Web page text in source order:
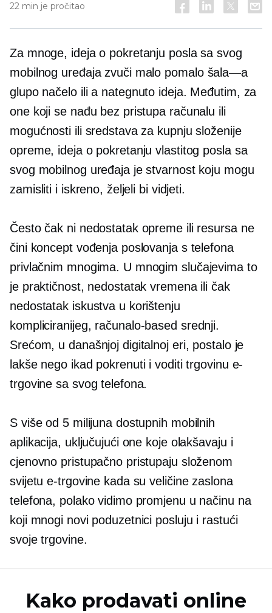
22 min je pročitao
Za mnoge, ideja o pokretanju posla sa svog
mobilnog uređaja zvuči malo pomalo šala—a
glupo načelo ili a nategnuto ideja. Međutim, za
one koji se nađu bez pristupa računalu ili
mogućnosti ili sredstava za kupnju složenije
opreme, ideja o pokretanju vlastitog posla sa
svog mobilnog uređaja je stvarnost koju mogu
zamisliti i iskreno, željeli bi vidjeti.
Često čak ni nedostatak opreme ili resursa ne
čini koncept vođenja poslovanja s telefona
privlačnim mnogima. U mnogim slučajevima to
je praktičnost, nedostatak vremena ili čak
nedostatak iskustva u korištenju
kompliciranijeg, računalo-based srednji.
Srećom, u današnjoj digitalnoj eri, postalo je
lakše nego ikad pokrenuti i voditi trgovinu e-
trgovine sa svog telefona.
S više od 5 milijuna dostupnih mobilnih
aplikacija, uključujući one koje olakšavaju i
cjenovno pristupačno pristupaju složenom
svijetu e-trgovine kada su veličine zaslona
telefona, polako vidimo promjenu u načinu na
koji mnogi novi poduzetnici posluju i rastući
svoje trgovine.
Kako prodavati online